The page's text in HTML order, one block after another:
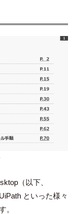
（以下、
といった様々
。